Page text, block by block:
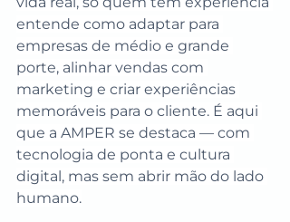
entende como adaptar para
empresas de médio e grande
porte, alinhar vendas com
marketing e criar experiências
memoráveis para o cliente. É aqui
que a AMPER se destaca — com
tecnologia de ponta e cultura
digital, mas sem abrir mão do lado
humano.